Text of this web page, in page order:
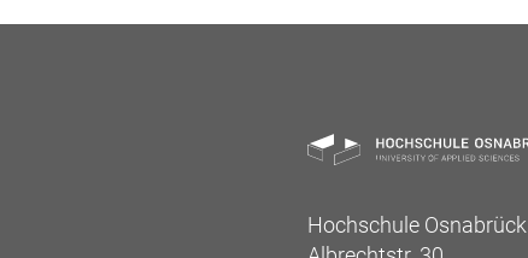
Hochschule Osnabrück